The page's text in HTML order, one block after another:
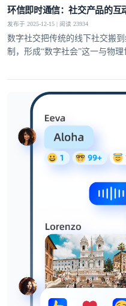
环信即时通信：社交产品的互
发布于 2025-12-15 | 阅读 23934
数字社交把传统的线下社交搬
制，形成“数字社会”这一与物
交产品的核心竞争力逐渐聚焦